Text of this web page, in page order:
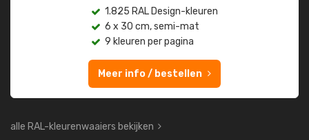
1.825 RAL Design-kleuren
6 x 30 cm, semi-mat
9 kleuren per pagina
Meer info / bestellen
alle RAL-kleurenwaaiers bekijken